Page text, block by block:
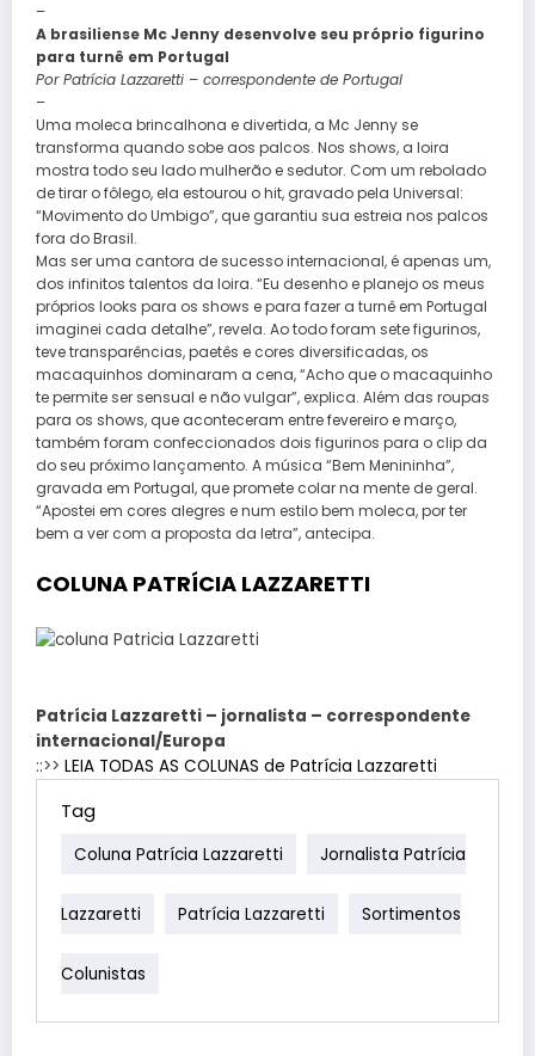
–
A brasiliense Mc Jenny desenvolve seu próprio figurino
para turnê em Portugal
Por Patrícia Lazzaretti – correspondente de Portugal
–
Uma moleca brincalhona e divertida, a Mc Jenny se
transforma quando sobe aos palcos. Nos shows, a loira
mostra todo seu lado mulherão e sedutor. Com um rebolado
de tirar o fôlego, ela estourou o hit, gravado pela Universal:
“Movimento do Umbigo”, que garantiu sua estreia nos palcos
fora do Brasil.
Mas ser uma cantora de sucesso internacional, é apenas um,
dos infinitos talentos da loira. “Eu desenho e planejo os meus
próprios looks para os shows e para fazer a turnê em Portugal
imaginei cada detalhe”, revela. Ao todo foram sete figurinos,
teve transparências, paetês e cores diversificadas, os
macaquinhos dominaram a cena, “Acho que o macaquinho
te permite ser sensual e não vulgar”, explica. Além das roupas
para os shows, que aconteceram entre fevereiro e março,
também foram confeccionados dois figurinos para o clip da
do seu próximo lançamento. A música “Bem Menininha”,
gravada em Portugal, que promete colar na mente de geral.
“Apostei em cores alegres e num estilo bem moleca, por ter
bem a ver com a proposta da letra”, antecipa.
COLUNA PATRÍCIA LAZZARETTI
Patrícia Lazzaretti – jornalista – correspondente
internacional/Europa
::>> LEIA TODAS AS COLUNAS de Patrícia Lazzaretti
Tag
Coluna Patrícia Lazzaretti Jornalista Patrícia
Lazzaretti Patrícia Lazzaretti Sortimentos
Colunistas